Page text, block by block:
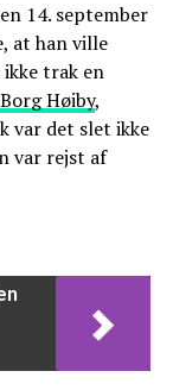
14. september
at han ville
trak en
Høiby,
var det slet ikke
var rejst af